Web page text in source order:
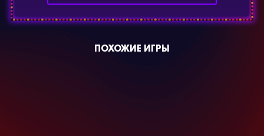
ПОХОЖИЕ ИГРЫ